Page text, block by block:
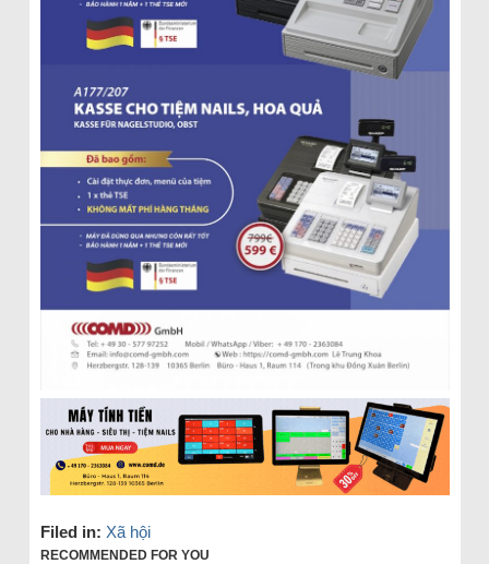
Filed in: Xã hội
RECOMMENDED FOR YOU